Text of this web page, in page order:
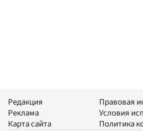
Редакция
Реклама
Карта сайта
Правовая
Условия
Политика